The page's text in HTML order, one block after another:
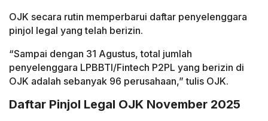
OJK secara rutin memperbarui daftar penyelenggara
pinjol legal yang telah berizin.
“Sampai dengan 31 Agustus, total jumlah
penyelenggara LPBBTI/Fintech P2PL yang berizin di
OJK adalah sebanyak 96 perusahaan,” tulis OJK.
Daftar Pinjol Legal OJK November 2025